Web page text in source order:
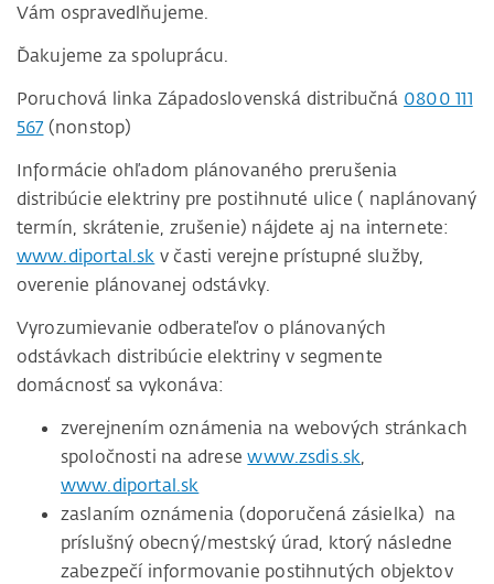
Vám ospravedlňujeme.
Ďakujeme za spoluprácu.
Poruchová linka Západoslovenská distribučná 0800 111
567 (nonstop)
Informácie ohľadom plánovaného prerušenia
distribúcie elektriny pre postihnuté ulice ( naplánovaný
termín, skrátenie, zrušenie) nájdete aj na internete:
www.diportal.sk v časti verejne prístupné služby,
overenie plánovanej odstávky.
Vyrozumievanie odberateľov o plánovaných
odstávkach distribúcie elektriny v segmente
domácnosť sa vykonáva:
zverejnením oznámenia na webových stránkach
spoločnosti na adresewww.zsdis.sk,
www.diportal.sk
zaslaním oznámenia (doporučená zásielka) na
príslušný obecný/mestský úrad, ktorý následne
zabezpečí informovanie postihnutých objektov